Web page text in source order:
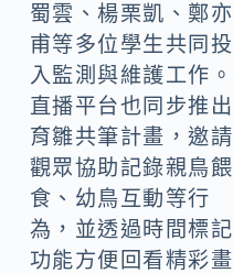
蜀雲、楊栗凱、鄭亦
甫等多位學生共同投
入監測與維護工作。
直播平台也同步推出
育雛共筆計畫，邀請
觀眾協助記錄親鳥餵
食、幼鳥互動等行
為，並透過時間標記
功能方便回看精彩畫